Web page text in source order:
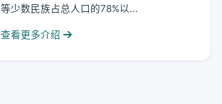
等少数民族占总人口的78%以...
查看更多介绍